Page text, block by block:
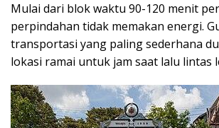
Mulai dari blok waktu 90-120 menit
perpindahan tidak memakan energi.
transportasi yang paling sederhana
lokasi ramai untuk jam saat lalu lintas